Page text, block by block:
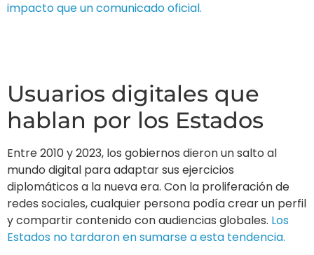
impacto que un comunicado oficial.
Usuarios digitales que
hablan por los Estados
Entre 2010 y 2023, los gobiernos dieron un salto al
mundo digital para adaptar sus ejercicios
diplomáticos a la nueva era. Con la proliferación de
redes sociales, cualquier persona podía crear un perfil
y compartir contenido con audiencias globales. Los
Estados no tardaron en sumarse a esta tendencia.